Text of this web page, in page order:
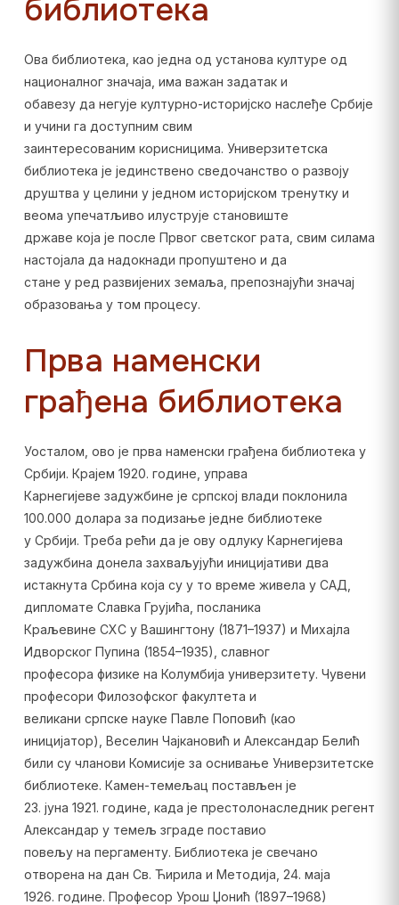
библиотека
Ова библиотека, као једна од установа културе од
националног значаја, има важан задатак и
обавезу да негује културно-историјско наслеђе Србије
и учини га доступним свим
заинтересованим корисницима. Универзитетска
библиотека је јединствено сведочанство о развоју
друштва у целини у једном историјском тренутку и
веома упечатљиво илуструје становиште
државе која је после Првог светског рата, свим силама
настојала да надокнади пропуштено и да
стане у ред развијених земаља, препознајући значај
образовања у том процесу.
Прва наменски
грађена библиотека
Уосталом, ово је прва наменски грађена библиотека у
Србији. Крајем 1920. године, управа
Карнегијеве задужбине је српској влади поклонила
100.000 долара за подизање једне библиотеке
у Србији. Треба рећи да је ову одлуку Карнегијева
задужбина донела захваљујући иницијативи два
истакнута Србина која су у то време живела у САД,
дипломате Славка Грујића, посланика
Краљевине СХС у Вашингтону (1871–1937) и Михајла
Идворског Пупина (1854–1935), славног
професора физике на Колумбија универзитету. Чувени
професори Филозофског факултета и
великани српске науке Павле Поповић (као
иницијатор), Веселин Чајкановић и Александар Белић
били су чланови Комисије за оснивање Универзитетске
библиотеке. Камен-темељац постављен је
23. јуна 1921. године, када је престолонаследник регент
Александар у темељ зграде поставио
повељу на пергаменту. Библиотека је свечано
отворена на дан Св. Ћирила и Методија, 24. маја
1926. године. Професор Урош Џонић (1897–1968)